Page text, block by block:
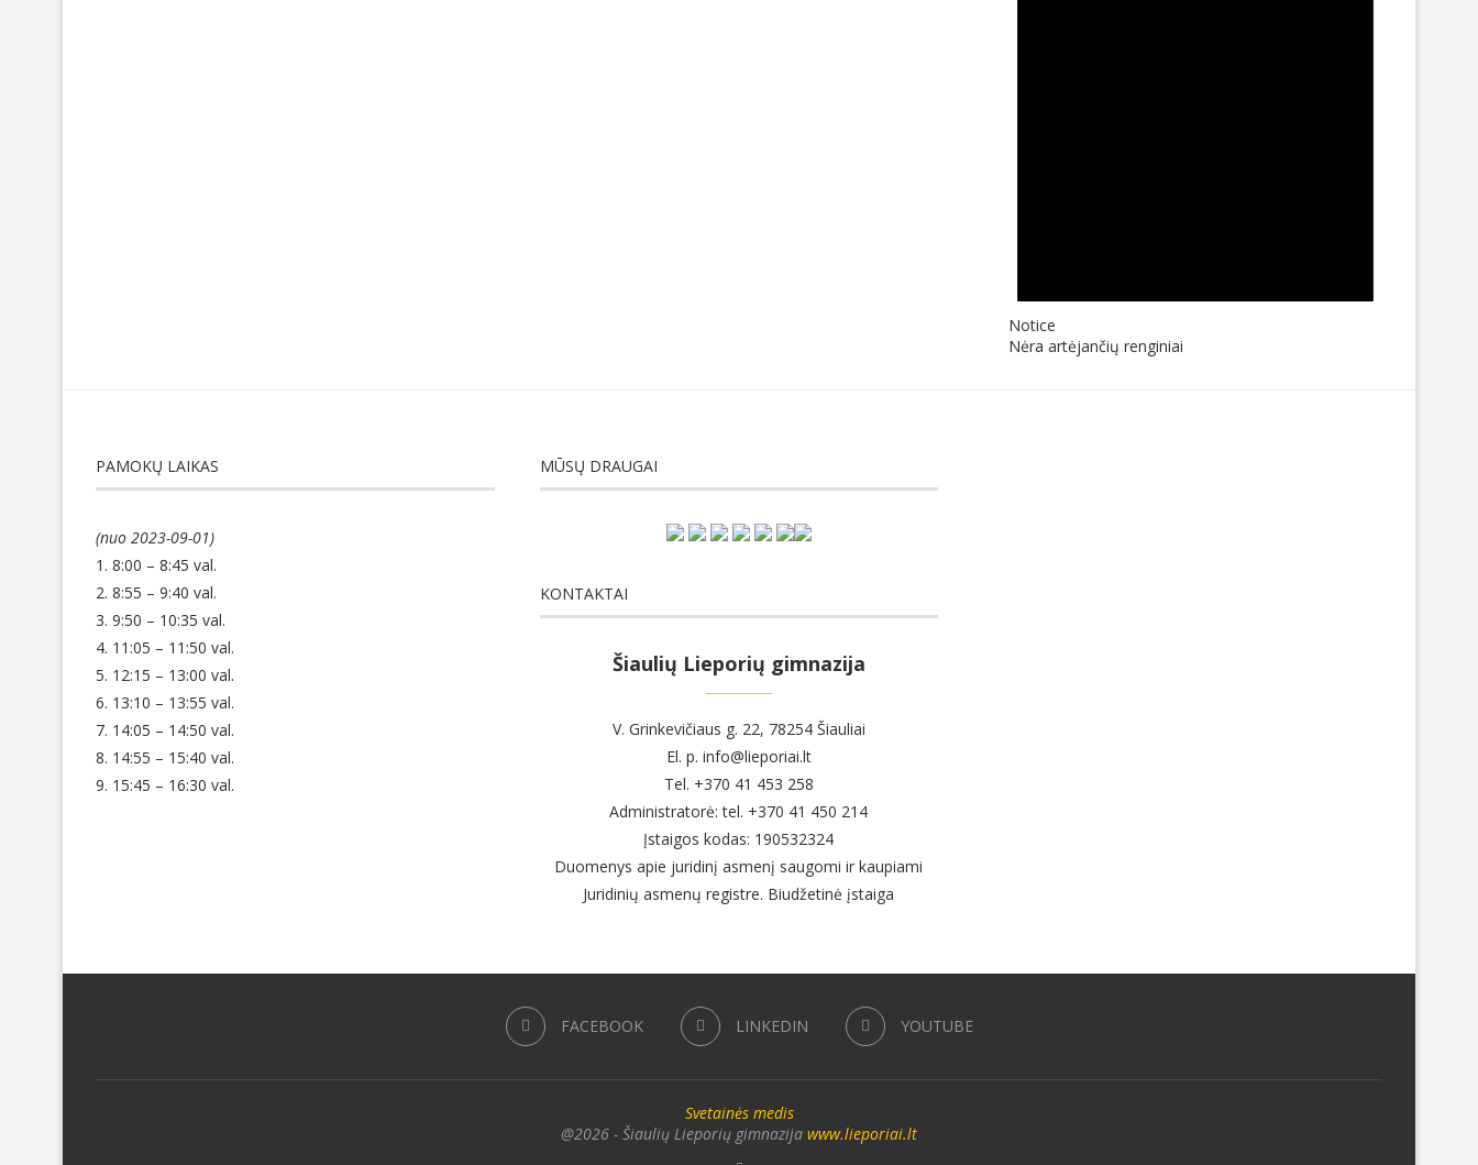
Notice
Nėra artėjančių renginiai
PAMOKŲ LAIKAS
(nuo 2023-09-01)
1. 8:00 – 8:45 val.
2. 8:55 – 9:40 val.
3. 9:50 – 10:35 val.
4. 11:05 – 11:50 val.
5. 12:15 – 13:00 val.
6. 13:10 – 13:55 val.
7. 14:05 – 14:50 val.
8. 14:55 – 15:40 val.
9. 15:45 – 16:30 val.
MŪSŲ DRAUGAI
KONTAKTAI
Šiaulių Lieporių gimnazija
V. Grinkevičiaus g. 22, 78254 Šiauliai
El. p. info@lieporiai.lt
Tel. +370 41 453 258
Administratorė: tel. +370 41 450 214
Įstaigos kodas: 190532324
Duomenys apie juridinį asmenį saugomi ir kaupiami
Juridinių asmenų registre. Biudžetinė įstaiga
FACEBOOK LINKEDIN YOUTUBE
Svetainės medis
@2026 - Šiaulių Lieporių gimnazija www.lieporiai.lt